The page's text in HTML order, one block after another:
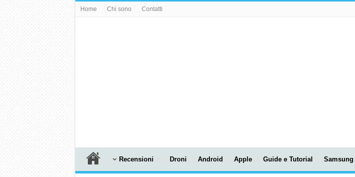
Home Chi sono Contatti
Recensioni Droni Android Apple Guide e Tutorial Samsung